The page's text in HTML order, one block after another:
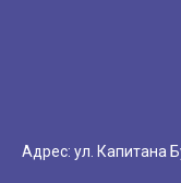
Адрес: ул. Капитана